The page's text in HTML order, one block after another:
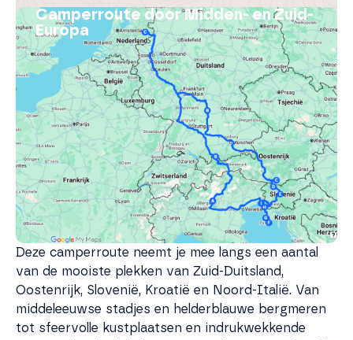
Camperroute door Midden- en Zuid-
Europa
Deze camperroute neemt je mee langs een aantal
van de mooiste plekken van Zuid-Duitsland,
Oostenrijk, Slovenië, Kroatië en Noord-Italië. Van
middeleeuwse stadjes en helderblauwe bergmeren
tot sfeervolle kustplaatsen en indrukwekkende